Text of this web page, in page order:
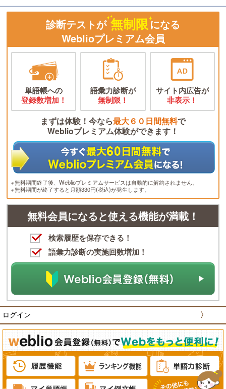
診断テストが 無制限になる
Weblioプレミアム会員
単語帳への
登録数増加！
語彙力診断が
無制限！
サイト内広告が
非表示！
まずは体験！今なら最大６０日間無料で
Weblioプレミアム体験ができます！
※無料期間終了後、Weblioプレミアムサービスは自動的に解約されません。
※無料期間が終了すると月額330円(税込)が発生します。
無料会員になると使える機能が満載！
検索履歴を保存できる！
語彙力診断の実施回数増加！
ログイン 〉